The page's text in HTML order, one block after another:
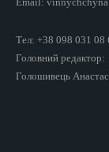
Тел: +38 098 031 08
Головний редактор:
Голошивець